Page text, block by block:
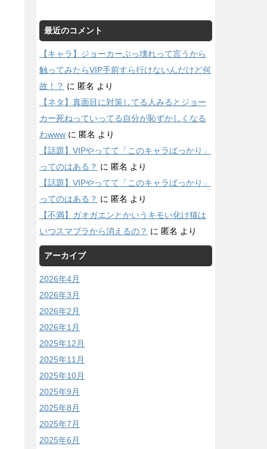
最近のコメント
【キャラ】ジョーカーぶっ壊れって言うから
触ってみたらVIP手前すら行けないんだけど何
故！？ に 匿名 より
【ネタ】真面目に対策してる人みるとジョー
カー死ねっていってる自分が恥ずかしくなる
わwww に 匿名 より
【話題】VIPやってて「このキャラばっかり」
ってのはある？ に 匿名 より
【話題】VIPやってて「このキャラばっかり」
ってのはある？ に 匿名 より
【不満】ガオガエンとかいうキモい化け猫は
いつスマブラから消えるの？ に 匿名 より
アーカイブ
2026年4月
2026年3月
2026年2月
2026年1月
2025年12月
2025年11月
2025年10月
2025年9月
2025年8月
2025年7月
2025年6月